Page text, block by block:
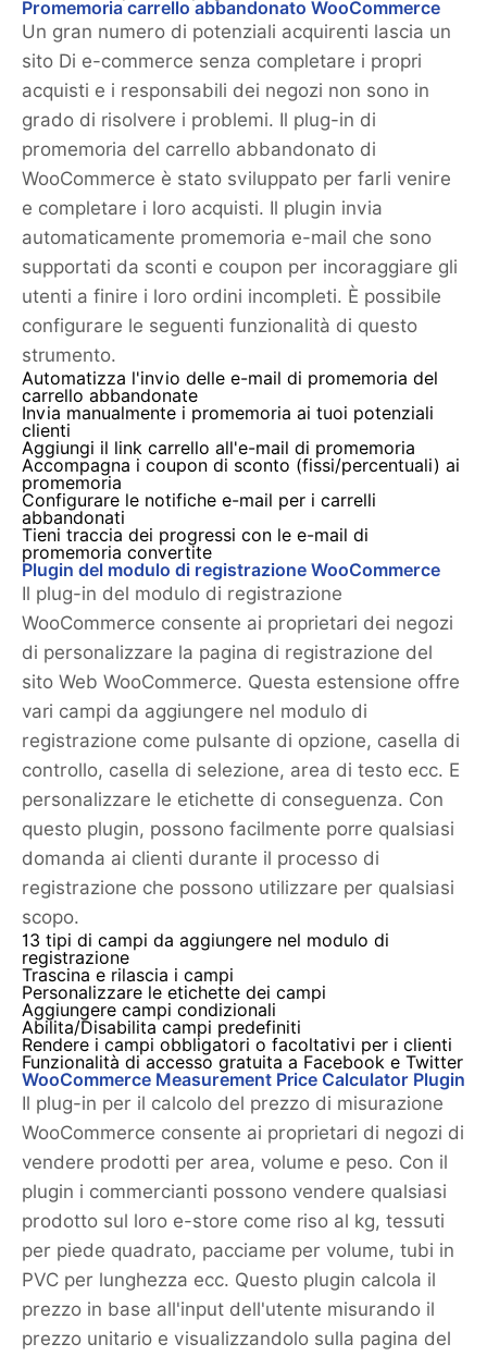
Promemoria carrello abbandonato WooCommerce
Un gran numero di potenziali acquirenti lascia un
sito Di e-commerce senza completare i propri
acquisti e i responsabili dei negozi non sono in
grado di risolvere i problemi. Il plug-in di
promemoria del carrello abbandonato di
WooCommerce è stato sviluppato per farli venire
e completare i loro acquisti. Il plugin invia
automaticamente promemoria e-mail che sono
supportati da sconti e coupon per incoraggiare gli
utenti a finire i loro ordini incompleti. È possibile
configurare le seguenti funzionalità di questo
strumento.
Automatizza l'invio delle e-mail di promemoria del
carrello abbandonate
Invia manualmente i promemoria ai tuoi potenziali
clienti
Aggiungi il link carrello all'e-mail di promemoria
Accompagna i coupon di sconto (fissi/percentuali) ai
promemoria
Configurare le notifiche e-mail per i carrelli
abbandonati
Tieni traccia dei progressi con le e-mail di
promemoria convertite
Plugin del modulo di registrazione WooCommerce
Il plug-in del modulo di registrazione
WooCommerce consente ai proprietari dei negozi
di personalizzare la pagina di registrazione del
sito Web WooCommerce. Questa estensione offre
vari campi da aggiungere nel modulo di
registrazione come pulsante di opzione, casella di
controllo, casella di selezione, area di testo ecc. E
personalizzare le etichette di conseguenza. Con
questo plugin, possono facilmente porre qualsiasi
domanda ai clienti durante il processo di
registrazione che possono utilizzare per qualsiasi
scopo.
13 tipi di campi da aggiungere nel modulo di
registrazione
Trascina e rilascia i campi
Personalizzare le etichette dei campi
Aggiungere campi condizionali
Abilita/Disabilita campi predefiniti
Rendere i campi obbligatori o facoltativi per i clienti
Funzionalità di accesso gratuita a Facebook e Twitter
WooCommerce Measurement Price Calculator Plugin
Il plug-in per il calcolo del prezzo di misurazione
WooCommerce consente ai proprietari di negozi di
vendere prodotti per area, volume e peso. Con il
plugin i commercianti possono vendere qualsiasi
prodotto sul loro e-store come riso al kg, tessuti
per piede quadrato, pacciame per volume, tubi in
PVC per lunghezza ecc. Questo plugin calcola il
prezzo in base all'input dell'utente misurando il
prezzo unitario e visualizzandolo sulla pagina del